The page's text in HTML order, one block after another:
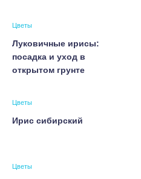
Цветы
Луковичные ирисы:
посадка и уход в
открытом грунте
Цветы
Ирис сибирский
Цветы